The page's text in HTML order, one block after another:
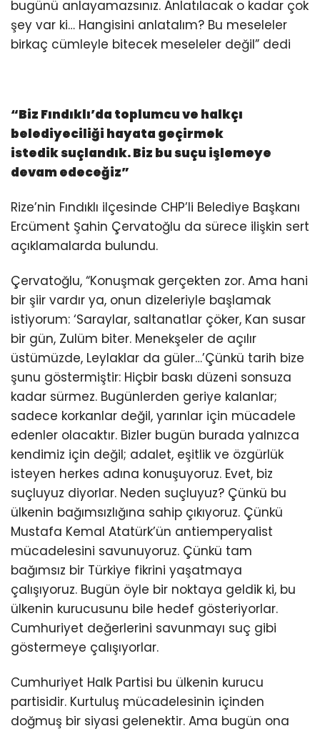
bugünü anlayamazsınız. Anlatılacak o kadar çok
şey var ki… Hangisini anlatalım? Bu meseleler
birkaç cümleyle bitecek meseleler değil” dedi
“Biz Fındıklı’da toplumcu ve halkçı
belediyeciliği hayata geçirmek
istedik suçlandık. Biz bu suçu işlemeye
devam edeceğiz”
Rize’nin Fındıklı ilçesinde CHP’li Belediye Başkanı
Ercüment Şahin Çervatoğlu da sürece ilişkin sert
açıklamalarda bulundu.
Çervatoğlu, “Konuşmak gerçekten zor. Ama hani
bir şiir vardır ya, onun dizeleriyle başlamak
istiyorum: ‘Saraylar, saltanatlar çöker, Kan susar
bir gün, Zulüm biter. Menekşeler de açılır
üstümüzde, Leylaklar da güler…’Çünkü tarih bize
şunu göstermiştir: Hiçbir baskı düzeni sonsuza
kadar sürmez. Bugünlerden geriye kalanlar;
sadece korkanlar değil, yarınlar için mücadele
edenler olacaktır. Bizler bugün burada yalnızca
kendimiz için değil; adalet, eşitlik ve özgürlük
isteyen herkes adına konuşuyoruz. Evet, biz
suçluyuz diyorlar. Neden suçluyuz? Çünkü bu
ülkenin bağımsızlığına sahip çıkıyoruz. Çünkü
Mustafa Kemal Atatürk’ün antiemperyalist
mücadelesini savunuyoruz. Çünkü tam
bağımsız bir Türkiye fikrini yaşatmaya
çalışıyoruz. Bugün öyle bir noktaya geldik ki, bu
ülkenin kurucusunu bile hedef gösteriyorlar.
Cumhuriyet değerlerini savunmayı suç gibi
göstermeye çalışıyorlar.
Cumhuriyet Halk Partisi bu ülkenin kurucu
partisidir. Kurtuluş mücadelesinin içinden
doğmuş bir siyasi gelenektir. Ama bugün ona